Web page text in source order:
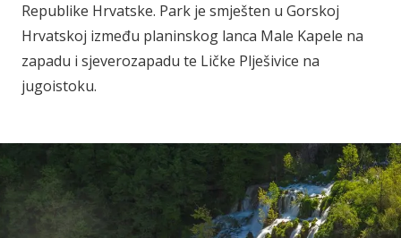
Republike Hrvatske. Park je smješten u Gorskoj
Hrvatskoj između planinskog lanca Male Kapele na
zapadu i sjeverozapadu te Ličke Plješivice na
jugoistoku.